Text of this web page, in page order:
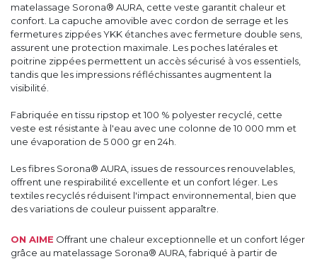
matelassage Sorona® AURA, cette veste garantit chaleur et
confort. La capuche amovible avec cordon de serrage et les
fermetures zippées YKK étanches avec fermeture double sens,
assurent une protection maximale. Les poches latérales et
poitrine zippées permettent un accès sécurisé à vos essentiels,
tandis que les impressions réfléchissantes augmentent la
visibilité.
Fabriquée en tissu ripstop et 100 % polyester recyclé, cette
veste est résistante à l'eau avec une colonne de 10 000 mm et
une évaporation de 5 000 gr en 24h.
Les fibres Sorona® AURA, issues de ressources renouvelables,
offrent une respirabilité excellente et un confort léger. Les
textiles recyclés réduisent l'impact environnemental, bien que
des variations de couleur puissent apparaître.
ON AIME Offrant une chaleur exceptionnelle et un confort léger
grâce au matelassage Sorona® AURA, fabriqué à partir de